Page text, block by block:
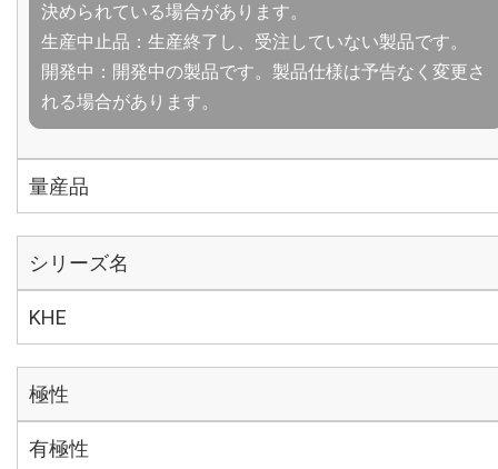
決められている場合があります。
生産中止品：生産終了し、受注していない製品です。
開発中：開発中の製品です。製品仕様は予告なく変更さ
れる場合があります。
量産品
シリーズ名
KHE
極性
有極性